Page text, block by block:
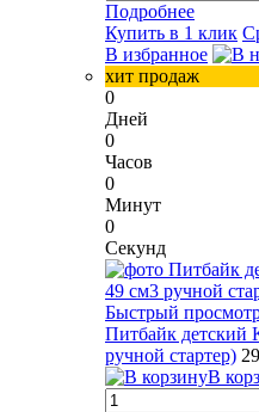
Подробнее
Купить в 1 клик
В избранное
хит продаж
0
Дней
0
Часов
0
Минут
0
Секунд
Быстрый
Питбайк детский
ручной стартер)
В